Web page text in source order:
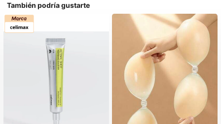
También podría gustarte